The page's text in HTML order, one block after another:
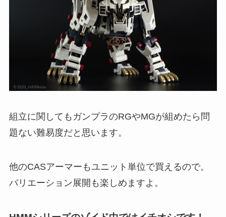
組立に関してもガンプラのRGやMGが組めたら問
題ない難易度だと思います。
他のCASアーマーもユニット単位で買えるので。
バリエーション展開も楽しめますよ。